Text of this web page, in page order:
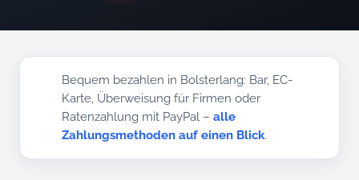
Bequem bezahlen in Bolsterlang: Bar, EC-
Karte, Überweisung für Firmen oder
Ratenzahlung mit PayPal –alle
Zahlungsmethoden auf einen Blick.